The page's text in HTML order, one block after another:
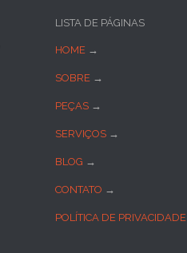
LISTA DE PÁGINAS
HOME →
SOBRE →
PEÇAS →
SERVIÇOS →
BLOG →
CONTATO →
POLÍTICA DE PRIVACIDADE